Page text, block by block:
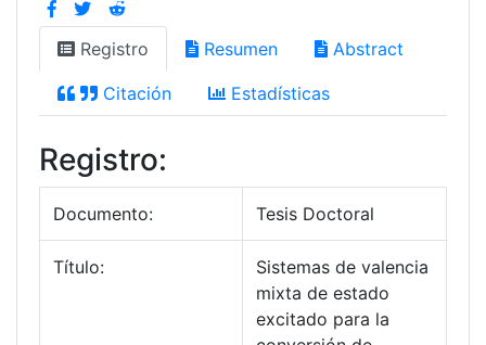
Registro Resumen Abstract
Citación Estadísticas
Registro:
Documento: Tesis Doctoral
Título:
Sistemas de valencia
mixta de estado
excitado para la